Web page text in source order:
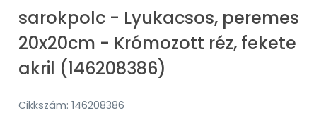
sarokpolc - Lyukacsos, peremes
20x20cm - Krómozott réz, fekete
akril (146208386)
Cikkszám: 146208386